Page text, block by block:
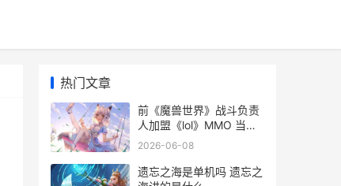
热门文章
前《魔兽世界》战斗负责
人加盟《lol》MMO 当年
魔兽世界最火的时候
2026-06-08
遗忘之海是单机吗 遗忘之